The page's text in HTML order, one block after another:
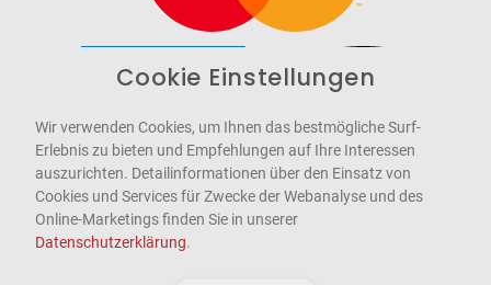
WCAG-2.1-AA
Cookie Einstellungen
Wir verwenden Cookies, um Ihnen das bestmögliche Surf-
Erlebnis zu bieten und Empfehlungen auf Ihre Interessen
auszurichten. Detailinformationen über den Einsatz von
Cookies und Services für Zwecke der Webanalyse und des
Online-Marketings finden Sie in unserer
Datenschutzerklärung.